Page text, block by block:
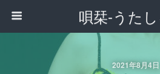
唄栞-うた
2021年8月4日